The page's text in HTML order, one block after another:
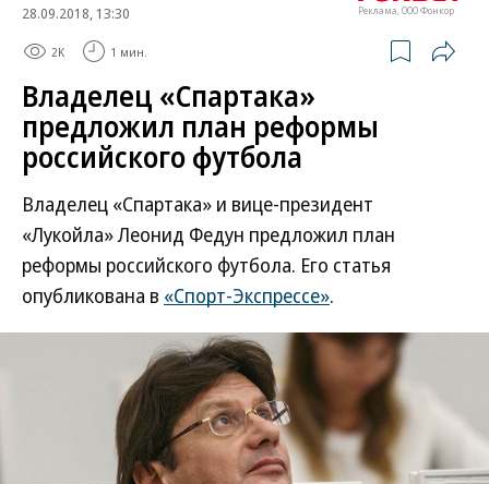
Реклама, ООО Фонкор
28.09.2018, 13:30
2K 1 мин.
Владелец «Спартака»
предложил план реформы
российского футбола
Владелец «Спартака» и вице-президент
«Лукойла» Леонид Федун предложил план
реформы российского футбола. Его статья
опубликована в «Спорт-Экспрессе».